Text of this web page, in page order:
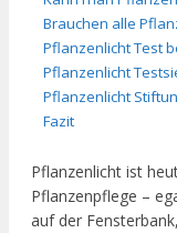
Brauchen alle
Pflanzenlicht Test
Pflanzenlicht
Pflanzenlicht
Fazit
Pflanzenlicht ist
Pflanzenpflege –
auf der